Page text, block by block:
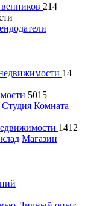
214
14
5015
Студия Комната
1412
Магазин